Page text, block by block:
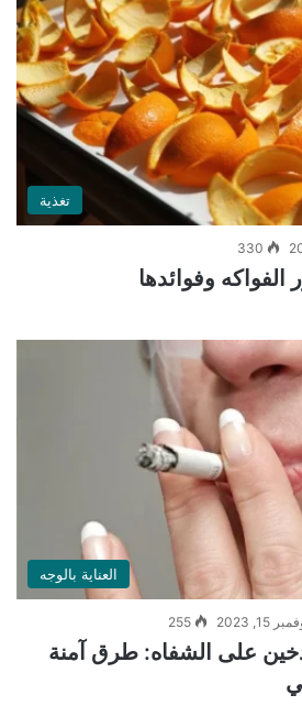
تغذية
330
وفوائدها
العناية بالوجه
15, 2023
255
على الشفاه: طرق آمنة